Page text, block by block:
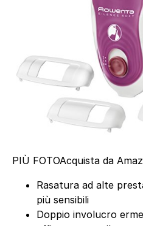
PIÙ FOTOAcquista da
Rasatura ad alte
più sensibili
Doppio involucro